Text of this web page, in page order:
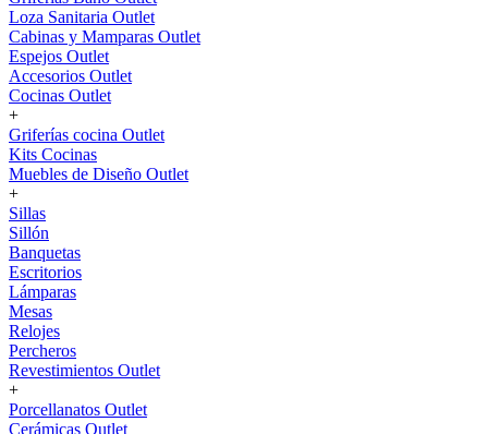
Loza Sanitaria Outlet
Cabinas y Mamparas Outlet
Espejos Outlet
Accesorios Outlet
Cocinas Outlet
+
Griferías cocina Outlet
Kits Cocinas
Muebles de Diseño Outlet
+
Sillas
Sillón
Banquetas
Escritorios
Lámparas
Mesas
Relojes
Percheros
Revestimientos Outlet
+
Porcellanatos Outlet
Cerámicas Outlet